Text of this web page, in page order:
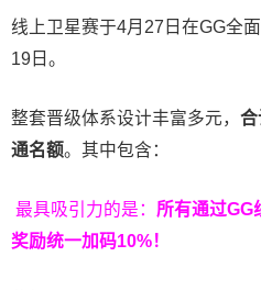
线上卫星赛于4月27日在GG全
19日。
整套晋级体系设计丰富多元， 合
通名额。其中包含：
最具吸引力的是： 所有通过GG
奖励统一加码10%！